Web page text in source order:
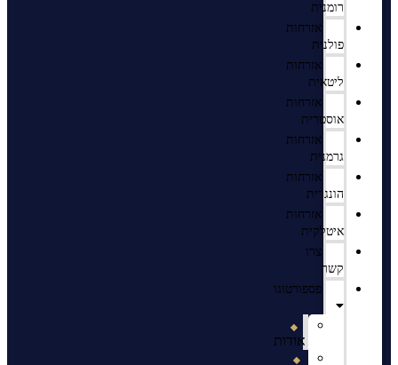
רומנית
אזרחות
פולנית
אזרחות
ליטאית
אזרחות
אוסטרית
אזרחות
גרמנית
אזרחות
הונגרית
אזרחות
איטלקית
צרו
קשר
פספורטוגו
אודות